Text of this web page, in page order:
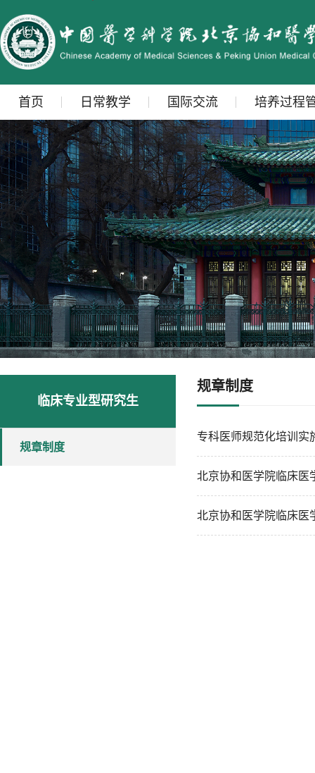
首页 日常教学 国际交流 培养过程
临床专业型研究生
规章制度
规章制度
专科医师规范化培训实
北京协和医学院临床医
北京协和医学院临床医